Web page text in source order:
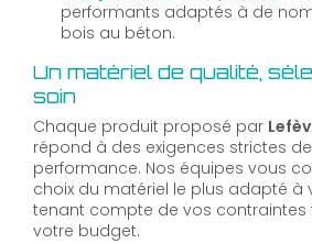
performants adaptés à de
bois au béton.
Un matériel de qualité,
soin
Chaque produit proposé par
répond à des exigences strictes
performance. Nos équipes vous
choix du matériel le plus adapté à
tenant compte de vos contraintes
votre budget.